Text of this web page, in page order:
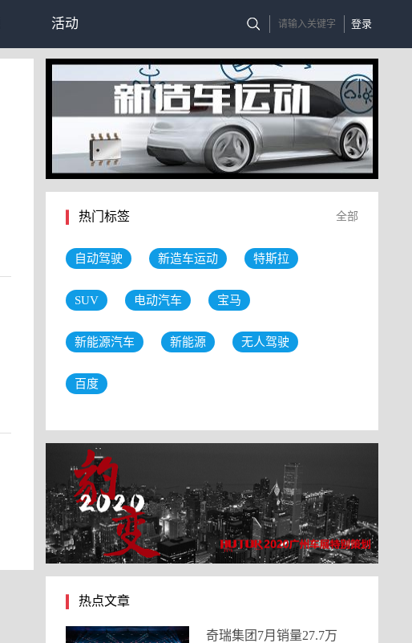
登录
活动
热门标签 全部
自动驾驶 新造车运动 特斯拉
SUV 电动汽车 宝马
新能源汽车 新能源 无人驾驶
百度
热点文章
奇瑞集团7月销量27.7万